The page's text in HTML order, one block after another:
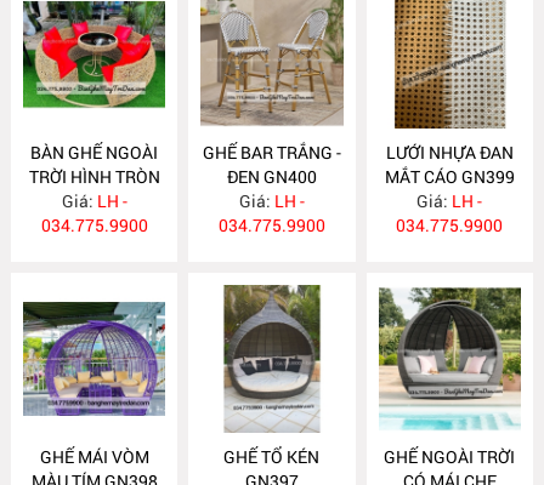
BÀN GHẾ NGOÀI
TRỜI HÌNH TRÒN
GN401
Giá: LH -
034.775.9900
GHẾ BAR TRẮNG -
ĐEN GN400
Giá: LH -
034.775.9900
LƯỚI NHỰA ĐAN
MẮT CÁO GN399
Giá: LH -
034.775.9900
GHẾ MÁI VÒM
GHẾ TỔ KÉN
GHẾ NGOÀI TRỜI